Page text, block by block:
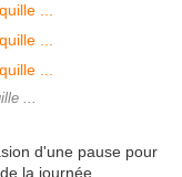
...
d'une pause pour
la journée.